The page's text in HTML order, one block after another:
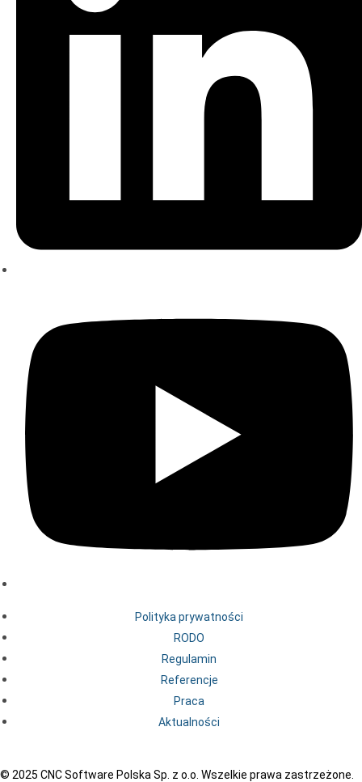
Polityka prywatności
RODO
Regulamin
Referencje
Praca
Aktualności
© 2025 CNC Software Polska Sp. z o.o. Wszelkie prawa zastrzeżone.